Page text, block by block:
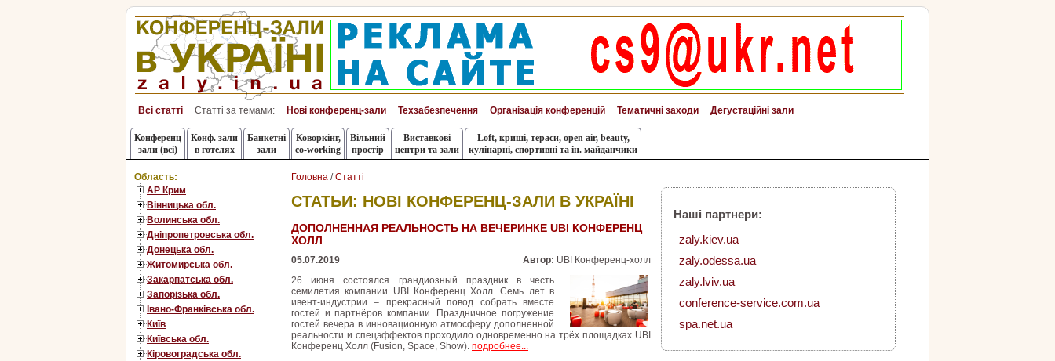
Всі статті Статті за темами: Нові конференц-зали Техзабезпечення Організація конференцій Тематичні заходи Дегустаційні зали
Конференц
зали (всі)
Конф. зали
в готелях
Банкетні
зали
Коворкінг,
co-working
Вільний
простір
Виставкові
центри та зали
Loft, криші, тераси, оpen air, beauty,
кулінарні, спортивні та ін. майданчики
Область:
АР Крим
Вінницька обл.
Волинська обл.
Дніпропетровська обл.
Донецька обл.
Житомирська обл.
Закарпатська обл.
Запорізька обл.
Івано-Франківська обл.
Київ
Київська обл.
Кіровоградська обл.
Головна /Статті
СТАТЬИ: НОВІ КОНФЕРЕНЦ-ЗАЛИ В УКРАЇНІ
ДОПОЛНЕННАЯ РЕАЛЬНОСТЬ НА ВЕЧЕРИНКЕ UBI КОНФЕРЕНЦ
ХОЛЛ
05.07.2019 Автор: UBI Конференц-холл
26 июня состоялся грандиозный праздник в честь
семилетия компании UBI Конференц Холл. Семь лет в
ивент-индустрии – прекрасный повод собрать вместе
гостей и партнёров компании. Праздничное погружение
гостей вечера в инновационную атмосферу дополненной
реальности и спецэффектов проходило одновременно на трёх площадках UBI
Конференц Холл (Fusion, Space, Show). подробнее...
Наші партнери:
zaly.kiev.ua
zaly.odessa.ua
zaly.lviv.ua
conference-service.com.ua
spa.net.ua